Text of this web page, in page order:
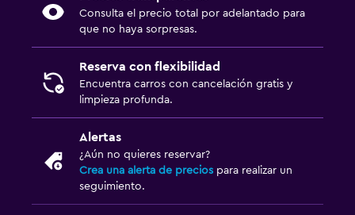
Consulta el precio total por adelantado para
que no haya sorpresas.
Reserva con flexibilidad
Encuentra carros con cancelación gratis y
limpieza profunda.
Alertas
¿Aún no quieres reservar?
Crea una alerta de precios para realizar un
seguimiento.